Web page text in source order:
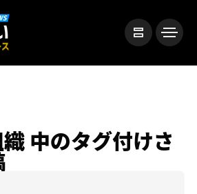
中のタグ付けさ